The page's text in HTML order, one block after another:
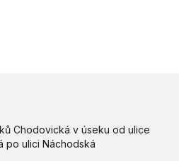
Chodovická v úseku od ulice
po ulici Náchodská